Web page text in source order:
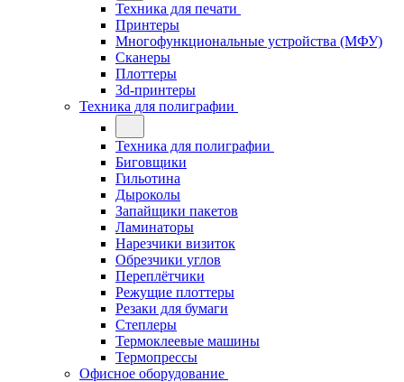
Техника для печати
Принтеры
Многофункциональные устройства (МФУ)
Сканеры
Плоттеры
3d-принтеры
Техника для полиграфии
Техника для полиграфии
Биговщики
Гильотина
Дыроколы
Запайщики пакетов
Ламинаторы
Нарезчики визиток
Обрезчики углов
Переплётчики
Режущие плоттеры
Резаки для бумаги
Степлеры
Термоклеевые машины
Термопрессы
Офисное оборудование